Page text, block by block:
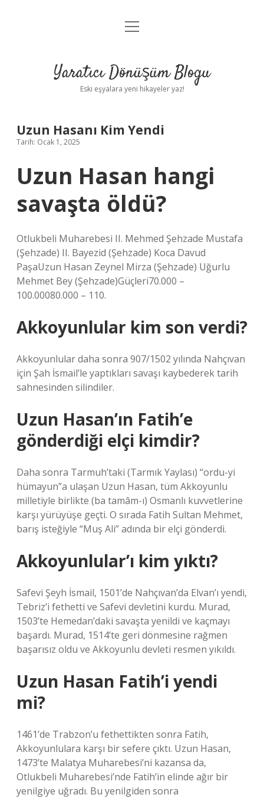
Anasayfa
Yasal Uyarı
menüyü
Yaratıcı Dönüşüm Blogu
Eski eşyalara yeni hikayeler yaz!
Uzun Hasanı Kim Yendi
Tarih: Ocak 1, 2025
Uzun Hasan hangi
savaşta öldü?
Otlukbeli Muharebesi II. Mehmed Şehzade Mustafa
(Şehzade) II. Bayezid (Şehzade) Koca Davud
PaşaUzun Hasan Zeynel Mirza (Şehzade) Uğurlu
Mehmet Bey (Şehzade)Güçleri70.000 –
100.00080.000 – 110.
Akkoyunlular kim son verdi?
Akkoyunlular daha sonra 907/1502 yılında Nahçıvan
için Şah İsmail’le yaptıkları savaşı kaybederek tarih
sahnesinden silindiler.
Uzun Hasan’ın Fatih’e
gönderdiği elçi kimdir?
Daha sonra Tarmuh’taki (Tarmık Yaylası) “ordu-yi
hümayun”a ulaşan Uzun Hasan, tüm Akkoyunlu
milletiyle birlikte (ba tamâm-ı) Osmanlı kuvvetlerine
karşı yürüyüşe geçti. O sırada Fatih Sultan Mehmet,
barış isteğiyle “Muş Ali” adında bir elçi gönderdi.
Akkoyunlular’ı kim yıktı?
Safevi Şeyh İsmail, 1501’de Nahçıvan’da Elvan’ı yendi,
Tebriz’i fethetti ve Safevi devletini kurdu. Murad,
1503’te Hemedan’daki savaşta yenildi ve kaçmayı
başardı. Murad, 1514’te geri dönmesine rağmen
başarısız oldu ve Akkoyunlu devleti resmen yıkıldı.
Uzun Hasan Fatih’i yendi
mi?
1461’de Trabzon’u fethettikten sonra Fatih,
Akkoyunlulara karşı bir sefere çıktı. Uzun Hasan,
1473’te Malatya Muharebesi’ni kazansa da,
Otlukbeli Muharebesi’nde Fatih’in elinde ağır bir
yenilgiye uğradı. Bu yenilgiden sonra